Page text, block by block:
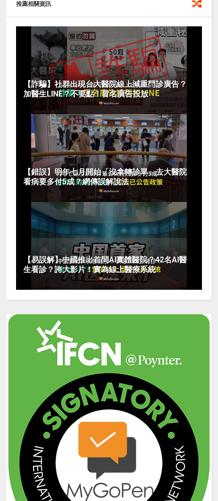
推薦相關資訊
【詐騙】社群出現台大醫院線上減重門診廣告？
加醫生LINE？不要點！冒名廣告投放
【錯誤】明年七月開始「沒拿轉診單」去大醫院
看病要多付5成？網傳誤解說法
【易誤解】中國推出首間AI實體醫院？42名AI醫
生看診？誇大影片！實為線上醫療系統